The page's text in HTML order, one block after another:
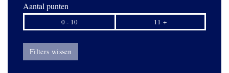
Aantal punten
0 - 10 11 +
Filters wissen